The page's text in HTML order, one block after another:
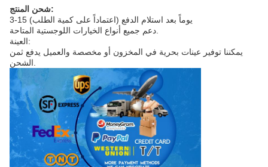
شحن المنتج:
3-15 يوماً بعد استلام الدفع (اعتماداً على كمية الطلب)
العينة:
يمكننا توفير عينات بحرية في المخزون أو مخصصة والعميل يدفع ثمن